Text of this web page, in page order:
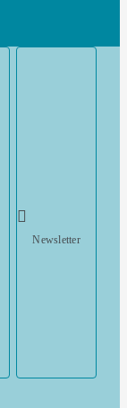
Newsletter